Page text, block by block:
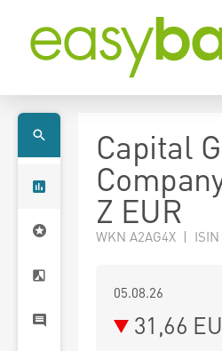
Capital
Z EUR
WKN A2AG4X |
05.08.26
31,66